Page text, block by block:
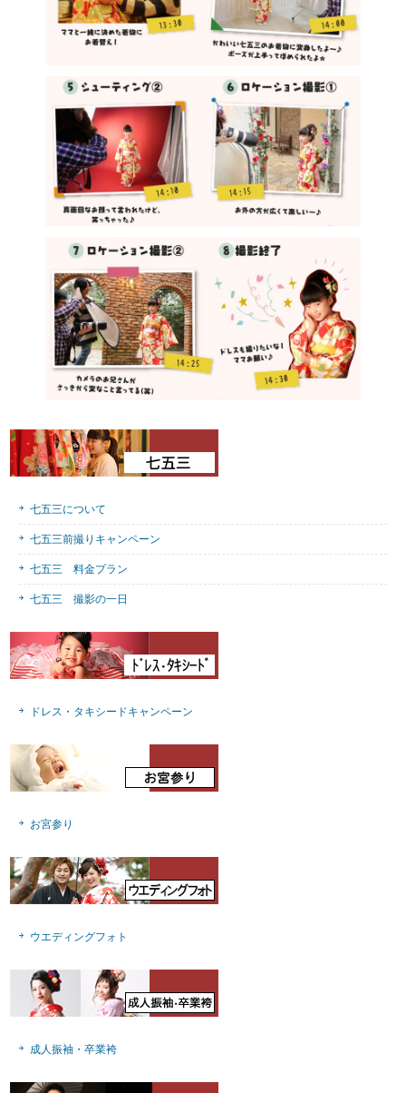
七五三について
七五三前撮りキャンペーン
七五三 料金プラン
七五三 撮影の一日
ドレス・タキシードキャンペーン
お宮参り
ウエディングフォト
成人振袖・卒業袴